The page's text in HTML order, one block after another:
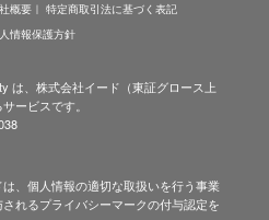
概要
特定商取引法に基づく表記
情報保護方針
は、株式会社イード（東証グロース上
ービスです。
、個人情報の適切な取扱いを行う事業
れるプライバシーマークの付与認定を